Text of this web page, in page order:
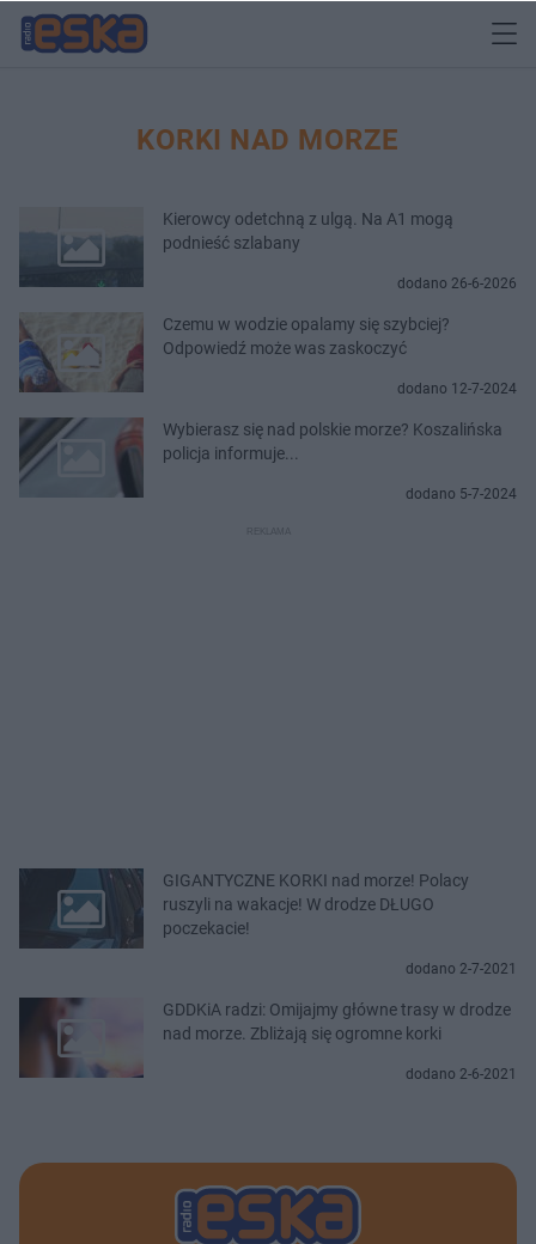
KORKI NAD MORZE
Kierowcy odetchną z ulgą. Na A1 mogą
podnieść szlabany
dodano 26-6-2026
Czemu w wodzie opalamy się szybciej?
Odpowiedź może was zaskoczyć
dodano 12-7-2024
Wybierasz się nad polskie morze? Koszalińska
policja informuje...
dodano 5-7-2024
GIGANTYCZNE KORKI nad morze! Polacy
ruszyli na wakacje! W drodze DŁUGO
poczekacie!
dodano 2-7-2021
GDDKiA radzi: Omijajmy główne trasy w drodze
nad morze. Zbliżają się ogromne korki
dodano 2-6-2021